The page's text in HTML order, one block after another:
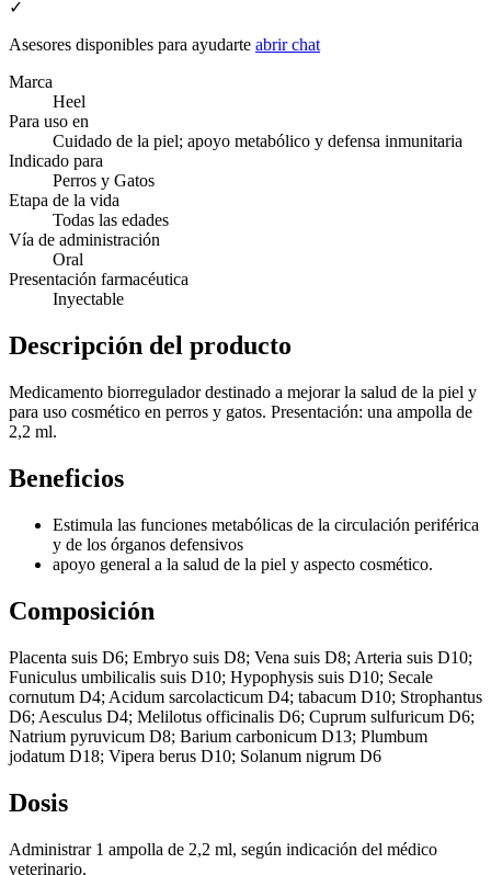
✓
Asesores disponibles para ayudarte abrir chat
Marca
Heel
Para uso en
Cuidado de la piel; apoyo metabólico y defensa inmunitaria
Indicado para
Perros y Gatos
Etapa de la vida
Todas las edades
Vía de administración
Oral
Presentación farmacéutica
Inyectable
Descripción del producto
Medicamento biorregulador destinado a mejorar la salud de la piel y
para uso cosmético en perros y gatos. Presentación: una ampolla de
2,2 ml.
Beneficios
Estimula las funciones metabólicas de la circulación periférica
y de los órganos defensivos
apoyo general a la salud de la piel y aspecto cosmético.
Composición
Placenta suis D6; Embryo suis D8; Vena suis D8; Arteria suis D10;
Funiculus umbilicalis suis D10; Hypophysis suis D10; Secale
cornutum D4; Acidum sarcolacticum D4; tabacum D10; Strophantus
D6; Aesculus D4; Melilotus officinalis D6; Cuprum sulfuricum D6;
Natrium pyruvicum D8; Barium carbonicum D13; Plumbum
jodatum D18; Vipera berus D10; Solanum nigrum D6
Dosis
Administrar 1 ampolla de 2,2 ml, según indicación del médico
veterinario.